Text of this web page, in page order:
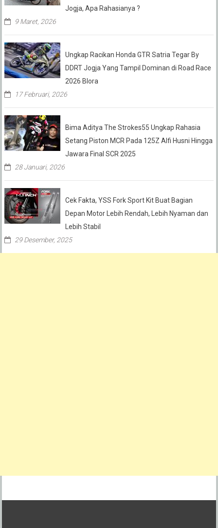
Jogja, Apa Rahasianya ?
9 Maret, 2026
Ungkap Racikan Honda GTR Satria Tegar By
DDRT Jogja Yang Tampil Dominan di Road Race
2026 Blora
17 Februari, 2026
Bima Aditya The Strokes55 Ungkap Rahasia
Setang Piston MCR Pada 125Z Alfi Husni Hingga
Jawara Final SCR 2025
28 Januari, 2026
Cek Fakta, YSS Fork Sport Kit Buat Bagian
Depan Motor Lebih Rendah, Lebih Nyaman dan
Lebih Stabil
29 Desember, 2025